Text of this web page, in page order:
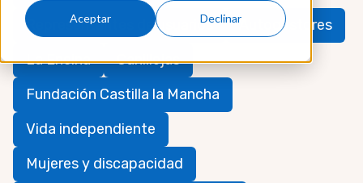
Aceptar Declinar
Representantes de usuarios
Autogestores
La Encina
Canillejas
Fundación Castilla la Mancha
Vida independiente
Mujeres y discapacidad